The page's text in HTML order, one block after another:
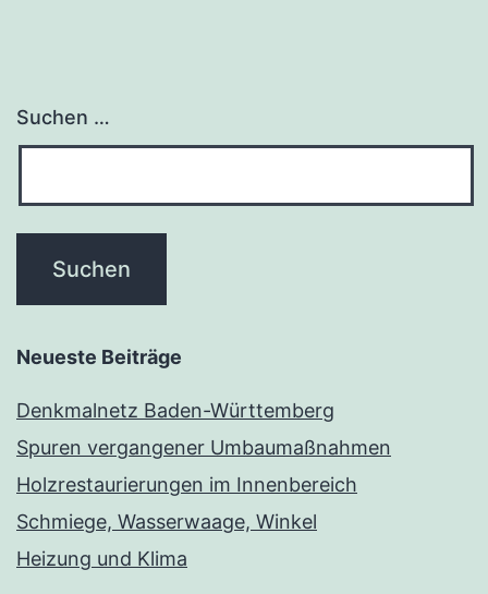
Suchen …
Neueste Beiträge
Denkmalnetz Baden-Württemberg
Spuren vergangener Umbaumaßnahmen
Holzrestaurierungen im Innenbereich
Schmiege, Wasserwaage, Winkel
Heizung und Klima